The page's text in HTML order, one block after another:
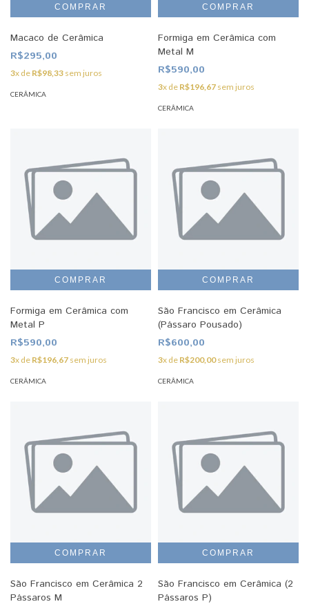
Macaco de Cerâmica
R$295,00
3x de R$98,33 sem juros
CERÂMICA
Formiga em Cerâmica com
Metal M
R$590,00
3x de R$196,67 sem juros
CERÂMICA
Formiga em Cerâmica com
Metal P
R$590,00
3x de R$196,67 sem juros
CERÂMICA
São Francisco em Cerâmica
(Pássaro Pousado)
R$600,00
3x de R$200,00sem juros
CERÂMICA
São Francisco em Cerâmica 2
Pássaros M
São Francisco em Cerâmica (2
Pássaros P)